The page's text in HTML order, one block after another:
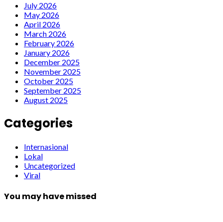
July 2026
May 2026
April 2026
March 2026
February 2026
January 2026
December 2025
November 2025
October 2025
September 2025
August 2025
Categories
Internasional
Lokal
Uncategorized
Viral
You may have missed